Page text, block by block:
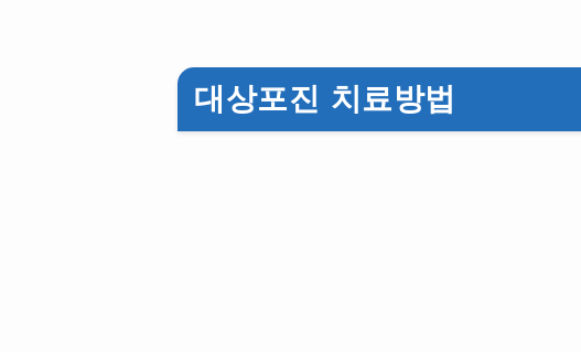
대상포진 치료방법